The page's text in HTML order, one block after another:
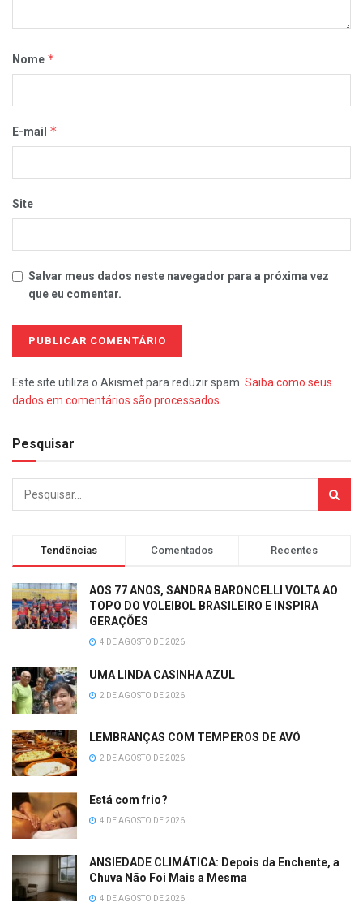
Nome *
E-mail *
Site
Salvar meus dados neste navegador para a próxima vez
que eu comentar.
Este site utiliza o Akismet para reduzir spam. Saiba como seus
dados em comentários são processados
Pesquisar
Tendências Comentados Recentes
AOS 77 ANOS, SANDRA BARONCELLI VOLTA AO
TOPO DO VOLEIBOL BRASILEIRO E INSPIRA
GERAÇÕES
4 DE AGOSTO DE 2026
UMA LINDA CASINHA AZUL
2 DE AGOSTO DE 2026
LEMBRANÇAS COM TEMPEROS DE AVÓ
2 DE AGOSTO DE 2026
Está com frio?
4 DE AGOSTO DE 2026
ANSIEDADE CLIMÁTICA: Depois da Enchente, a
Chuva Não Foi Mais a Mesma
4 DE AGOSTO DE 2026